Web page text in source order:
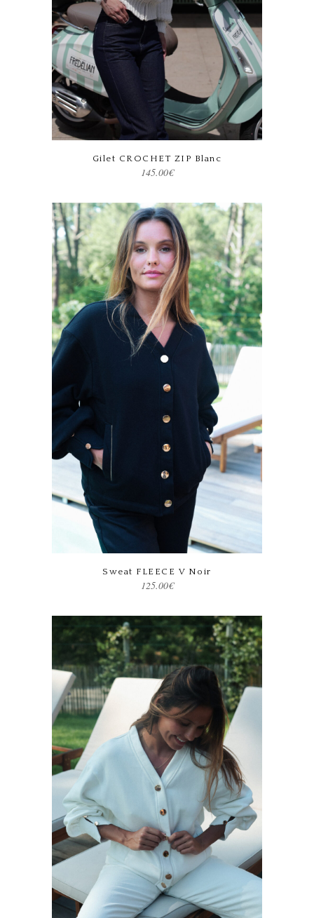
Ce produit a plusieurs variations. Les options peuvent être choisies sur la page du produit
Gilet CROCHET ZIP Blanc
145.00€
Ce produit a plusieurs variations. Les options peuvent être choisies sur la page du produit
Sweat FLEECE V Noir
125.00€